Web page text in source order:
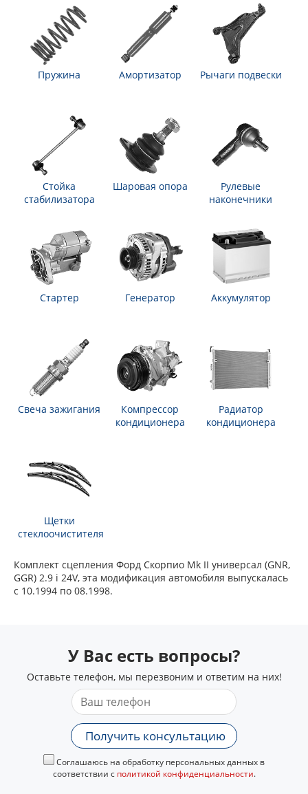
Пружина Амортизатор Рычаги подвески
Стойка
стабилизатора
Шаровая опора
Рулевые
наконечники
Стартер Генератор Аккумулятор
Свеча зажигания
Компрессор
кондиционера
Радиатор
кондиционера
Щетки
стеклоочистителя
Комплект сцепления Форд Скорпио Mk II универсал (GNR,
GGR) 2.9 i 24V, эта модификация автомобиля выпускалась
с 10.1994 по 08.1998.
У Вас есть вопросы?
Оставьте телефон, мы перезвоним и ответим на них!
Получить консультацию
Соглашаюсь на обработку персональных данных в
соответствии с политикой конфиденциальности.